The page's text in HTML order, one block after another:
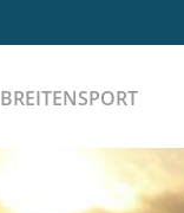
BREITENSPORT